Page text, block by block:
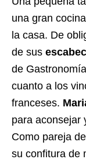
una gran
la casa. De
de sus
de
cuanto a los
franceses.
para aconsejar
Como pareja
su confitura de